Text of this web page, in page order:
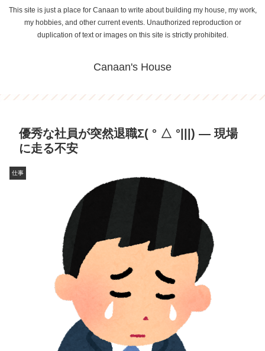
This site is just a place for Canaan to write about building my house, my work,
my hobbies, and other current events. Unauthorized reproduction or
duplication of text or images on this site is strictly prohibited.
Canaan's House
優秀な社員が突然退職Σ( ° △ °|||) ― 現場
に走る不安
仕事